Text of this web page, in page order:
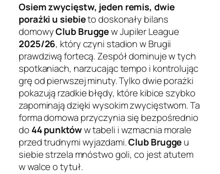
Osiem zwycięstw, jeden remis, dwie
porażki u siebieto doskonały bilans
domowyClub Bruggew Jupiler League
2025/26, który czyni stadion w Brugii
prawdziwą fortecą. Zespół dominuje w tych
spotkaniach, narzucając tempo i kontrolując
grę od pierwszej minuty. Tylko dwie porażki
pokazują rzadkie błędy, które kibice szybko
zapominają dzięki wysokim zwycięstwom. Ta
forma domowa przyczynia się bezpośrednio
do 44 punktóww tabeli i wzmacnia morale
przed trudnymi wyjazdami.Club Bruggeu
siebie strzela mnóstwo goli, co jest atutem
w walce o tytuł.